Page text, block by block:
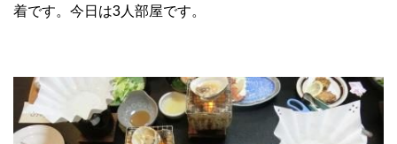
着です。今日は3人部屋です。